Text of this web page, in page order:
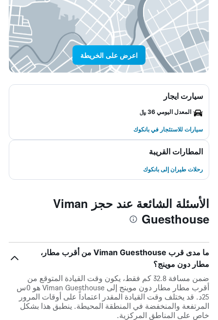
اعرض على الخريطة
سيارت ايجار
المعدل اليومي 36 ﷼
سيارات للاستئجار في بانكوك
المطارات القريبة
رحلات طيران إلى بانكوك
الأسئلة الشائعة عند حجز Viman
Guesthouse
ما مدى قرب Viman Guesthouse من أقرب مطار،
مطار دون موينج؟
ضمن مسافة 32.8 كم فقط، يكون وقت القيادة المتوقع من
أقرب مطار مطار دون موينج إلى Viman Guesthouse هو 0س
25د. قد يختلف وقت القيادة المقدر اعتماداً على أوقات المرور
المرتفعة والمنخفضة في المنطقة المحيطة. ينطبق هذا بشكل
خاص على المناطق المركزية.